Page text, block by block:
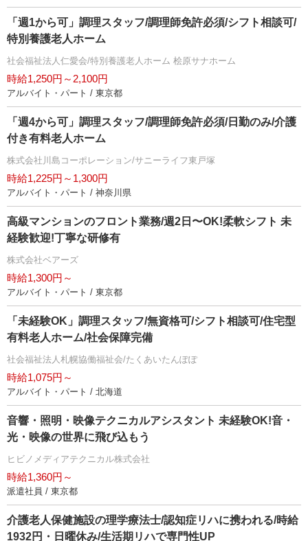
「週1から可」調理スタッフ/調理師免許必須/シフト相談可/
特別養護老人ホーム
社会福祉法人仁愛会/特別養護老人ホーム 桧原サナホーム
時給1,250円～2,100円
アルバイト・パート / 東京都
「週4から可」調理スタッフ/調理師免許必須/日勤のみ/介護
付き有料老人ホーム
株式会社川島コーポレーション/サニーライフ東戸塚
時給1,225円～1,300円
アルバイト・パート / 神奈川県
⾼級マンションのフロント業務/週2⽇〜OK!柔軟シフト 未
経験歓迎!丁寧な研修有
株式会社ベアーズ
時給1,300円～
アルバイト・パート / 東京都
「未経験OK」調理スタッフ/無資格可/シフト相談可/住宅型
有料老人ホーム/社会保障完備
社会福祉法人札幌協働福祉会/たくあいたんぽぽ
時給1,075円～
アルバイト・パート / 北海道
音響・照明・映像テクニカルアシスタント 未経験OK!音・
光・映像の世界に飛び込もう
ヒビノメディアテクニカル株式会社
時給1,360円～
派遣社員 / 東京都
介護老人保健施設の理学療法士/認知症リハに携われる/時給
1932円・日曜休み/生活期リハで専門性UP